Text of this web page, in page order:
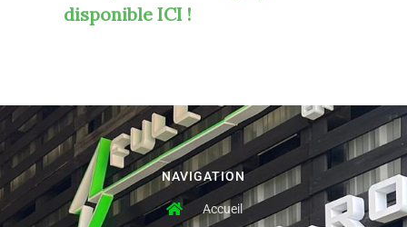
disponible ICI !
NAVIGATION
Accueil